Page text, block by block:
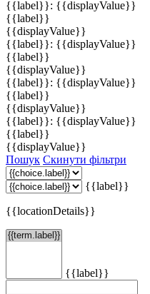
{{label}}: {{displayValue}}
{{label}}
{{displayValue}}
{{label}}: {{displayValue}}
{{label}}
{{displayValue}}
{{label}}: {{displayValue}}
{{label}}
{{displayValue}}
{{label}}: {{displayValue}}
{{label}}
{{displayValue}}
Пошук Скинути фільтри
{{label}}
{{locationDetails}}
{{label}}